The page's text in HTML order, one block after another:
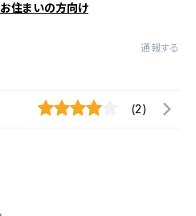
住まいの方向け
通報する
(2)